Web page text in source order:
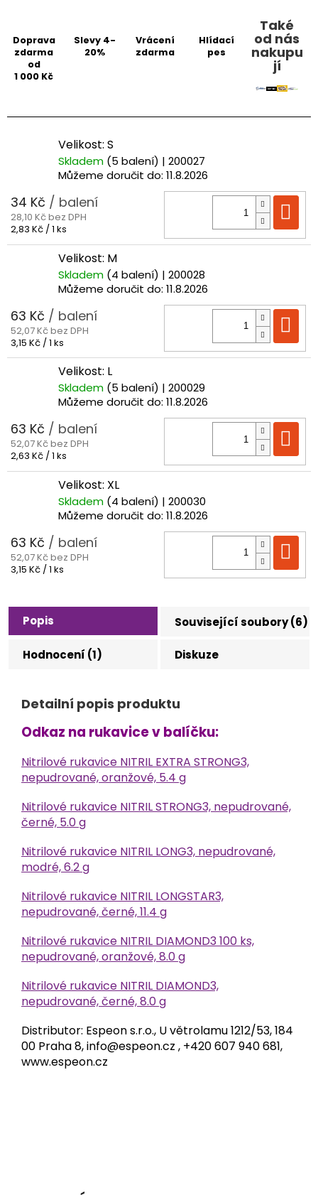
Doprava
zdarma
od
1 000 Kč
Slevy 4-
20%
Vrácení
zdarma
Hlídací
pes
Také
od nás
nakupu
jí
Velikost: S
Skladem (5 balení) | 200027
Můžeme doručit do: 11.8.2026
34 Kč / balení
28,10 Kč bez DPH
Měrná
2,83 Kč / 1 ks
Velikost: M
Skladem (4 balení) | 200028
Můžeme doručit do: 11.8.2026
63 Kč / balení
52,07 Kč bez DPH
Měrná
cena:
3,15 Kč / 1 ks
Velikost: L
Skladem (5 balení) | 200029
Můžeme doručit do: 11.8.2026
63 Kč / balení
52,07 Kč bez DPH
Měrná
2,63 Kč / 1 ks
Velikost: XL
Skladem (4 balení) | 200030
Můžeme doručit do: 11.8.2026
63 Kč / balení
52,07 Kč bez DPH
Měrná
3,15 Kč / 1 ks
Popis Související soubory (6)
Hodnocení (1) Diskuze
Detailní popis produktu
Odkaz na rukavice v balíčku:
Nitrilové rukavice NITRIL EXTRA STRONG3,
nepudrované, oranžové, 5.4 g
Nitrilové rukavice NITRIL STRONG3, nepudrované,
černé, 5.0 g
Nitrilové rukavice NITRIL LONG3, nepudrované,
modré, 6.2 g
Nitrilové rukavice NITRIL LONGSTAR3,
nepudrované, černé, 11.4 g
Nitrilové rukavice NITRIL DIAMOND3 100 ks,
nepudrované, oranžové, 8.0 g
Nitrilové rukavice NITRIL DIAMOND3,
nepudrované, černé, 8.0 g
Distributor: Espeon s.r.o., U větrolamu 1212/53, 184
00 Praha 8, info@espeon.cz , +420 607 940 681,
www.espeon.cz